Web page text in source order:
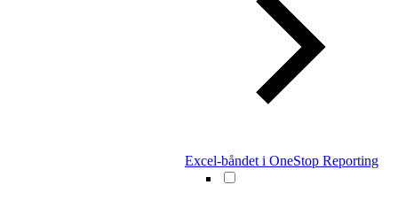
Excel-båndet i OneStop Reporting